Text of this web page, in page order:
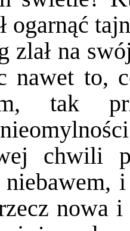
ogarnąć
zlał na
nawet to,
tak
chwili
nowa